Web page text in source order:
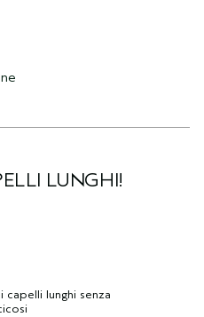
LUNGHI!
lunghi senza